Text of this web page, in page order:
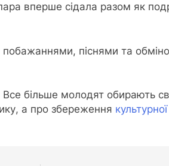
вперше сідала разом як
піснями та
Все більше молодят обирають
а про збереження культурної